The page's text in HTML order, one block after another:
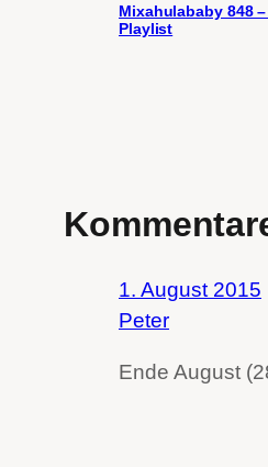
Mixahulababy 848
Playlist
1. August 2015
Peter
Ende August